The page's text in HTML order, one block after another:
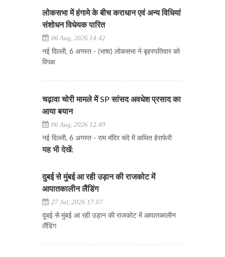
लोकसभा में हंगामे के बीच कराधान एवं अन्य विधियां
संशोधन विधेयक पारित
06 Aug, 2026 14:42
नई दिल्ली, 6 अगस्त - (भाषा) लोकसभा ने बृहस्पतिवार को
विपक्ष
चढ़ावा चोरी मामले में SP सांसद अवधेश प्रसाद का
आया बयान
06 Aug, 2026 12:49
नई दिल्ली, 6 अगस्त - राम मंदिर चंदे में कथित हेराफेरी
यह भी देखें:
दुबई से मुंबई आ रही उड़ान की राजकोट में
आपातकालीन लैंडिंग
27 Jul, 2026 17:07
दुबई से मुंबई आ रही उड़ान की राजकोट में आपातकालीन
लैंडिंग